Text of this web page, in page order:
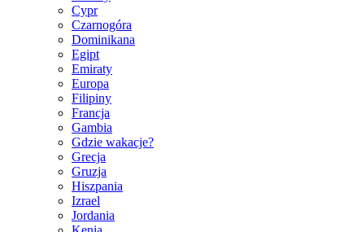
Cypr
Czarnogóra
Dominikana
Egipt
Emiraty
Europa
Filipiny
Francja
Gambia
Gdzie wakacje?
Grecja
Gruzja
Hiszpania
Izrael
Jordania